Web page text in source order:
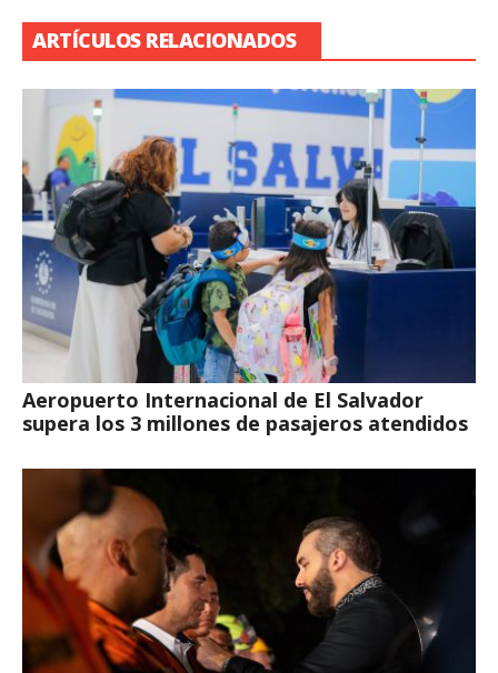
ARTÍCULOS RELACIONADOS
Aeropuerto Internacional de El Salvador
supera los 3 millones de pasajeros atendidos